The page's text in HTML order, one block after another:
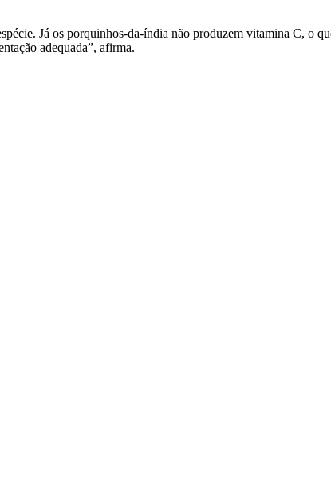
Já os porquinhos-da-índia não produzem vitamina C, o
adequada”, afirma.